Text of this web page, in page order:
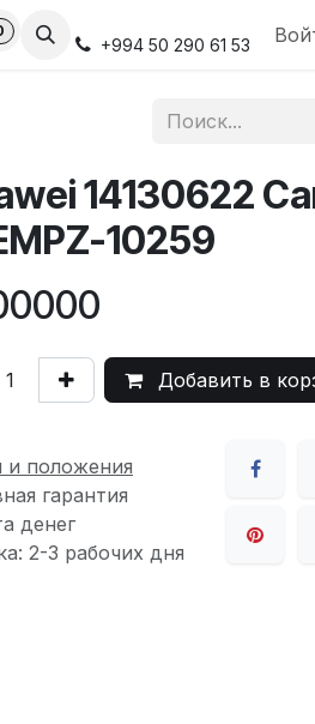
с нами Онлайн поддержка
+994 50 290 61 53
14130622
10259
Добавить в
и положения
гарантия
денег
2-3 рабочих дня